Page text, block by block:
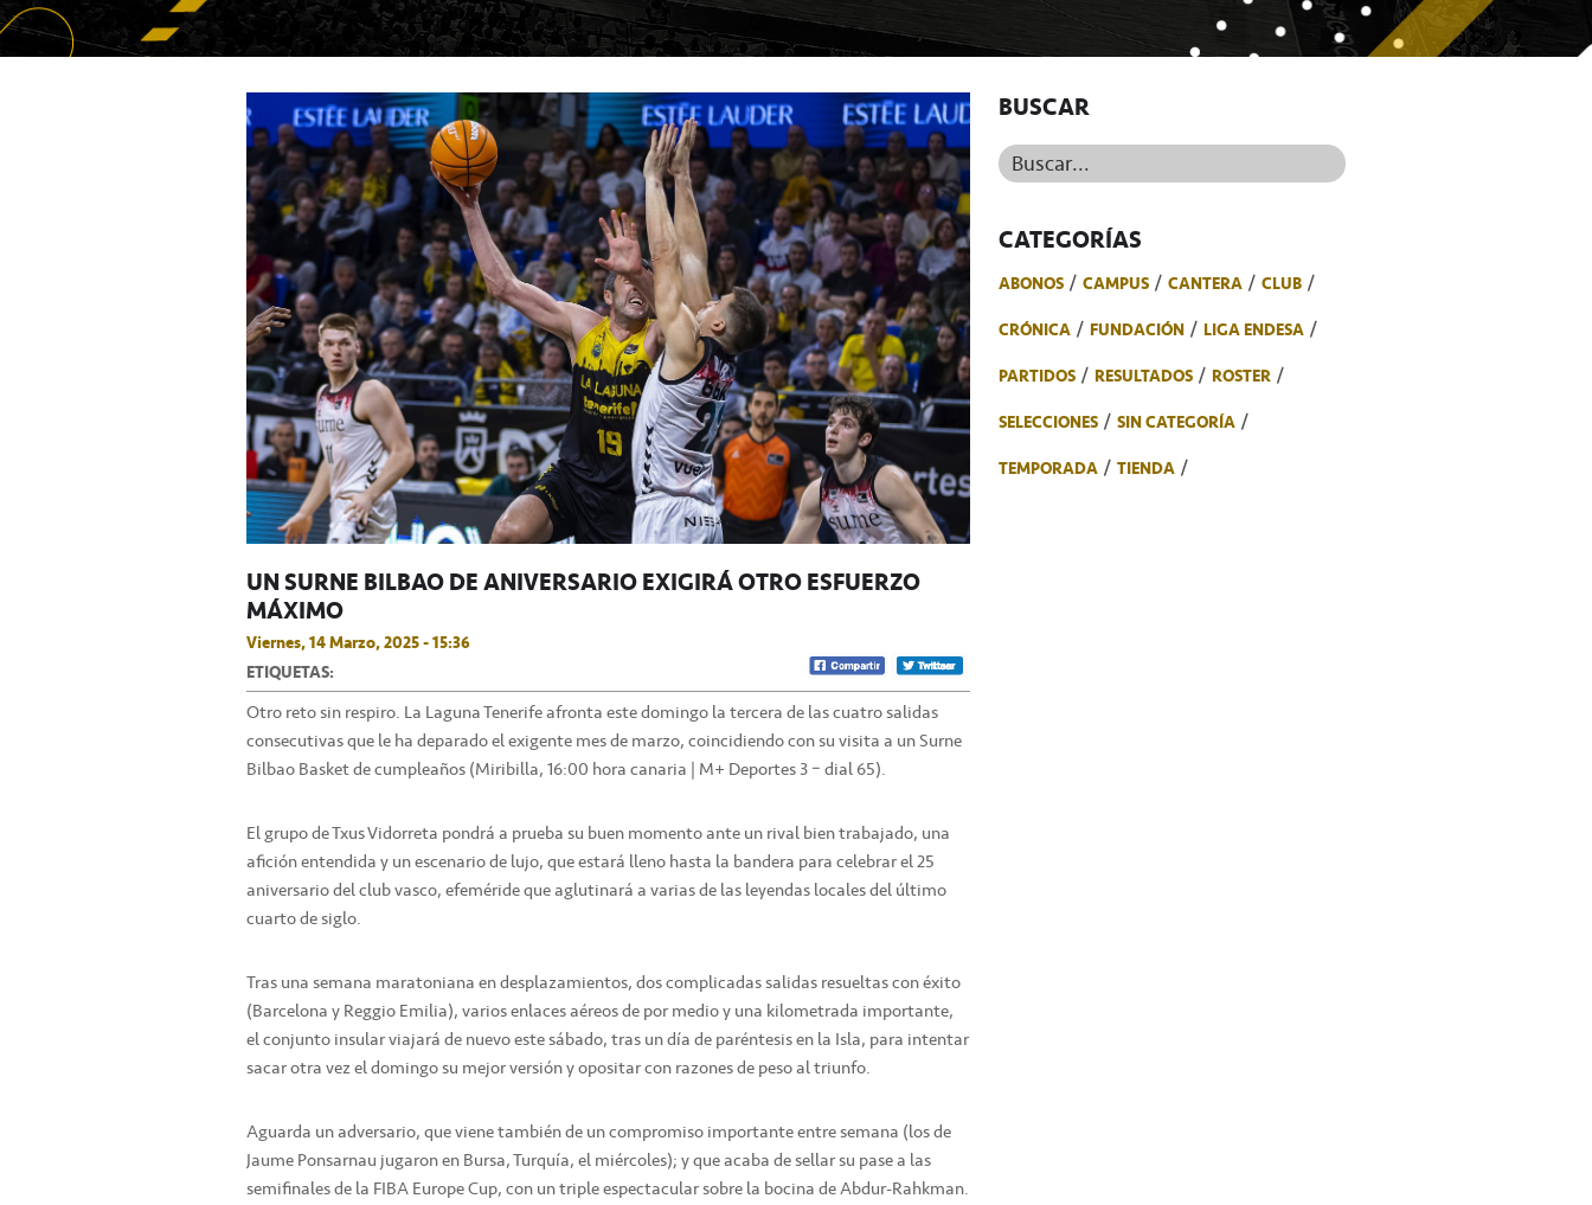
UN SURNE BILBAO DE ANIVERSARIO EXIGIRÁ OTRO ESFUERZO
MÁXIMO
Viernes, 14 Marzo, 2025 - 15:36
ETIQUETAS:
Otro reto sin respiro. La Laguna Tenerife afronta este domingo la tercera de las cuatro salidas
consecutivas que le ha deparado el exigente mes de marzo, coincidiendo con su visita a un Surne
Bilbao Basket de cumpleaños (Miribilla, 16:00 hora canaria | M+ Deportes 3 – dial 65).
El grupo de Txus Vidorreta pondrá a prueba su buen momento ante un rival bien trabajado, una
afición entendida y un escenario de lujo, que estará lleno hasta la bandera para celebrar el 25
aniversario del club vasco, efeméride que aglutinará a varias de las leyendas locales del último
cuarto de siglo.
Tras una semana maratoniana en desplazamientos, dos complicadas salidas resueltas con éxito
(Barcelona y Reggio Emilia), varios enlaces aéreos de por medio y una kilometrada importante,
el conjunto insular viajará de nuevo este sábado, tras un día de paréntesis en la Isla, para intentar
sacar otra vez el domingo su mejor versión y opositar con razones de peso al triunfo.
Aguarda un adversario, que viene también de un compromiso importante entre semana (los de
Jaume Ponsarnau jugaron en Bursa, Turquía, el miércoles); y que acaba de sellar su pase a las
semifinales de la FIBA Europe Cup, con un triple espectacular sobre la bocina de Abdur-Rahkman.
BUSCAR
Buscar...
CATEGORÍAS
ABONOS CAMPUS CANTERA
CLUB
CRÓNICA
FUNDACIÓN
LIGA ENDESA
PARTIDOS
RESULTADOS
ROSTER
SELECCIONES
SIN CATEGORÍA
TEMPORADA
TIENDA